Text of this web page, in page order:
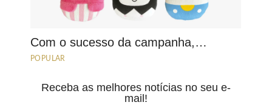
Com o sucesso da campanha,…
POPULAR
Receba as melhores notícias no seu e-
mail!